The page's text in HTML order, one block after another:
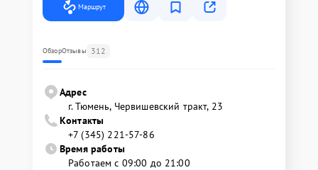
Маршрут
ОбзорОтзывы 312
Адрес
г. Тюмень, ​Червишевский тракт, 23
Контакты
+7 (345) 221-57-86
Время работы
Работаем с 09:00 до 21:00